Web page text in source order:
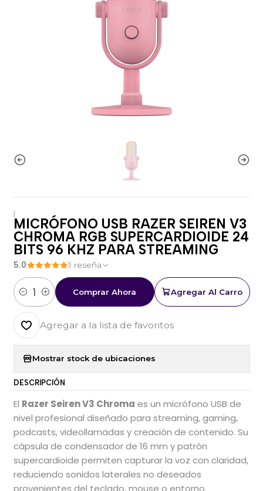
|
MICRÓFONO USB RAZER SEIREN V3
CHROMA RGB SUPERCARDIOIDE 24
BITS 96 KHZ PARA STREAMING
5.0 1 reseña
Cantidad
Agregar Al Carro
Comprar Ahora
Agregar a la lista de favoritos
Mostrar stock de ubicaciones
DESCRIPCIÓN
El Razer Seiren V3 Chroma es un micrófono USB de
nivel profesional diseñado para streaming, gaming,
podcasts, videollamadas y creación de contenido. Su
cápsula de condensador de 16 mm y patrón
supercardioide permiten capturar la voz con claridad,
reduciendo sonidos laterales no deseados
provenientes del teclado, mouse o entorno.